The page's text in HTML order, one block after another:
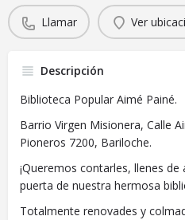
Llamar Ver
Descripción
Biblioteca Popular Aimé Painé.
Barrio Virgen Misionera, Calle
Pioneros 7200, Bariloche.
¡Queremos contarles, llenes
puerta de nuestra hermosa
Totalmente renovades y